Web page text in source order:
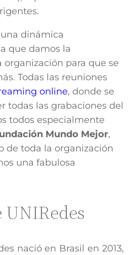
dinámica
que damos la
para que se
Todas las reuniones
online, donde se
todas las grabaciones del
todos especialmente
Mundo Mejor,
de toda la organización
una fabulosa
nació en Brasil en 2013,